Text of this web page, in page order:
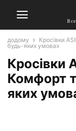
додому
Кросівки
будь-яких умовах
Кросівки
Комфорт
яких